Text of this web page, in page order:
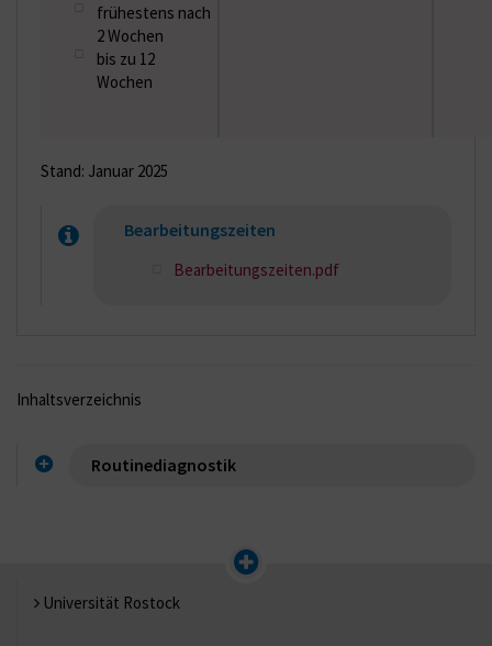
frühestens nach
2 Wochen
bis zu 12
Wochen
Stand: Januar 2025
Bearbeitungszeiten
Bearbeitungszeiten.pdf
Inhaltsverzeichnis
Routinediagnostik
Universität Rostock